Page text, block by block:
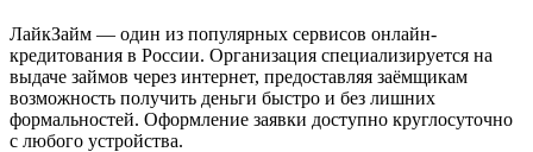
ЛайкЗайм — один из популярных сервисов онлайн-
кредитования в России. Организация специализируется на
выдаче займов через интернет, предоставляя заёмщикам
возможность получить деньги быстро и без лишних
формальностей. Оформление заявки доступно круглосуточно
с любого устройства.